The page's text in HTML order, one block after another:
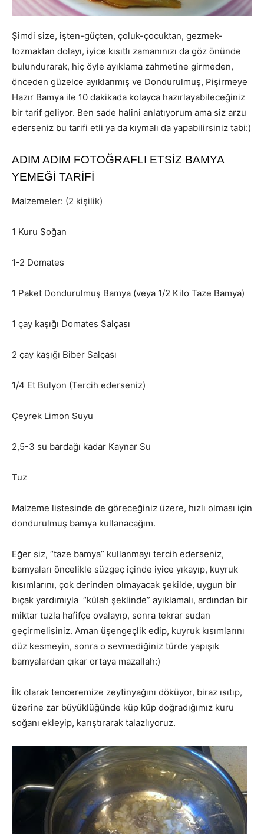
Şimdi size, işten-güçten, çoluk-çocuktan, gezmek-
tozmaktan dolayı, iyice kısıtlı zamanınızı da göz önünde
bulundurarak, hiç öyle ayıklama zahmetine girmeden,
önceden güzelce ayıklanmış ve Dondurulmuş, Pişirmeye
Hazır Bamya ile 10 dakikada kolayca hazırlayabileceğiniz
bir tarif geliyor. Ben sade halini anlatıyorum ama siz arzu
ederseniz bu tarifi etli ya da kıymalı da yapabilirsiniz tabi:)
ADIM ADIM FOTOĞRAFLI ETSİZ BAMYA
YEMEĞİ TARİFİ
Malzemeler: (2 kişilik)
1 Kuru Soğan
1-2 Domates
1 Paket Dondurulmuş Bamya (veya 1/2 Kilo Taze Bamya)
1 çay kaşığı Domates Salçası
2 çay kaşığı Biber Salçası
1/4 Et Bulyon (Tercih ederseniz)
Çeyrek Limon Suyu
2,5-3 su bardağı kadar Kaynar Su
Tuz
Malzeme listesinde de göreceğiniz üzere, hızlı olması için
dondurulmuş bamya kullanacağım.
Eğer siz, “taze bamya” kullanmayı tercih ederseniz,
bamyaları öncelikle süzgeç içinde iyice yıkayıp, kuyruk
kısımlarını, çok derinden olmayacak şekilde, uygun bir
bıçak yardımıyla “külah şeklinde” ayıklamalı, ardından bir
miktar tuzla hafifçe ovalayıp, sonra tekrar sudan
geçirmelisiniz. Aman üşengeçlik edip, kuyruk kısımlarını
düz kesmeyin, sonra o sevmediğiniz türde yapışık
bamyalardan çıkar ortaya mazallah:)
İlk olarak tenceremize zeytinyağını döküyor, biraz ısıtıp,
üzerine zar büyüklüğünde küp küp doğradığımız kuru
soğanı ekleyip, karıştırarak talazlıyoruz.